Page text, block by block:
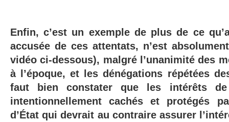
Enfin, c’est un exemple de plus de ce
accusée de ces attentats, n’est
vidéo ci-dessous), malgré l’unanimité des
à l’époque, et les dénégations répétées
faut bien constater que les intérêts de
intentionnellement cachés et protégés
d’État qui devrait au contraire assurer